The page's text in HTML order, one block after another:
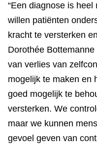
“Een diagnose is
willen patiënten
kracht te versterken
Dorothée Bottemanne
van verlies van
mogelijk te maken en
goed mogelijk te
versterken. We
maar we kunnen
gevoel geven van